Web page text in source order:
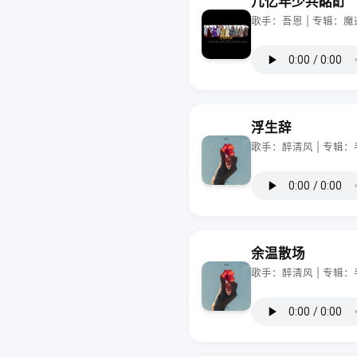
歌手：吾恩 | 专辑：魔
浮生辞
歌手：醉清风 | 专辑：
余温散场
歌手：醉清风 | 专辑：